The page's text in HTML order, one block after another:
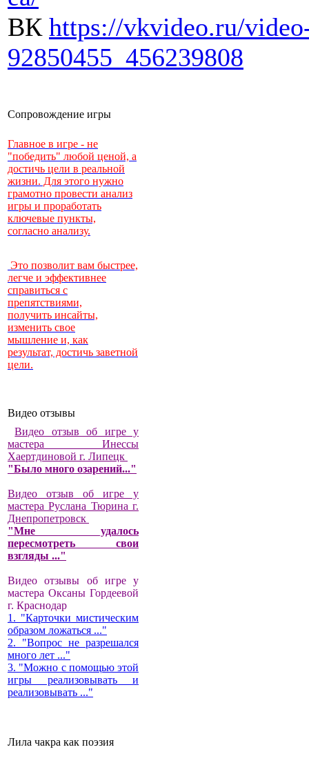
ВК https://vkvideo.ru/
92850455_456239808
Сопровождение игры
Главное в игре - не
"победить" любой ценой, а
достичь цели в реальной
жизни. Для этого нужно
грамотно провести анализ
игры и проработать
ключевые пункты,
согласно анализу.
Это позволит вам быстрее,
легче и эффективнее
справиться с
препятствиями,
получить инсайты,
изменить свое
мышление и, как
результат, достичь заветной
цели.
Видео отзывы
Видео отзыв об игре у
мастера Инессы
Хаертдиновой г. Липецк
"Было много озарений..."
Видео отзыв об игре у
мастера Руслана Тюрина г.
Днепропетровск
"Мне удалось
пересмотреть свои
взгляды ..."
Видео отзывы об игре у
мастера Оксаны Гордеевой
г. Краснодар
1. "Карточки мистическим
образом ложаться ..."
2. "Вопрос не разрешался
много лет ..."
3. "Можно с помощью этой
игры реализовывать и
реализовывать ..."
Лила чакра как поэзия